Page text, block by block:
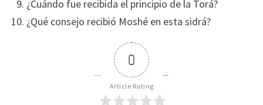
¿Cuándo fue recibida el principio de la Torá?
¿Qué consejo recibió Moshé en esta sidrá?
0
Article Rating